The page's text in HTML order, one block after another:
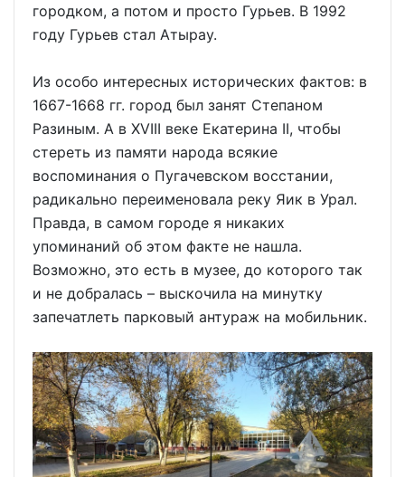
городком, а потом и просто Гурьев. В 1992
году Гурьев стал Атырау.
Из особо интересных исторических фактов: в
1667-1668 гг. город был занят Степаном
Разиным. А в XVIII веке Екатерина II, чтобы
стереть из памяти народа всякие
воспоминания о Пугачевском восстании,
радикально переименовала реку Яик в Урал.
Правда, в самом городе я никаких
упоминаний об этом факте не нашла.
Возможно, это есть в музее, до которого так
и не добралась – выскочила на минутку
запечатлеть парковый антураж на мобильник.